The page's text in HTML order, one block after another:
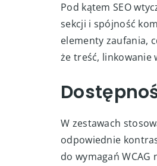
Pod kątem SEO
sekcji i spójność
elementy zaufania,
że treść, linkowanie
W zestawach
odpowiednie
do wymagań